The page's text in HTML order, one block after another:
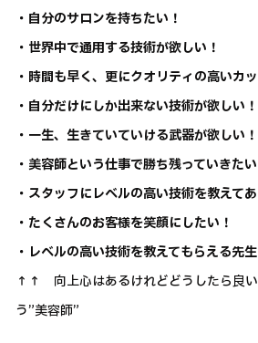
・自分のサロンを持ちたい！
・世界中で通用する技術が欲しい！
・時間も早く、更にクオリティの高いカ
・自分だけにしか出来ない技術が欲しい！
・一生、生きていていける武器が欲しい！
・美容師という仕事で勝ち残っていきたい
・スタッフにレベルの高い技術を教えて
・たくさんのお客様を笑顔にしたい！
・レベルの高い技術を教えてもらえる先
↑↑ 向上心はあるけれどどうしたら良い
う”美容師”